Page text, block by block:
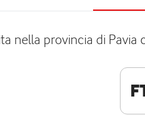
nella provincia di